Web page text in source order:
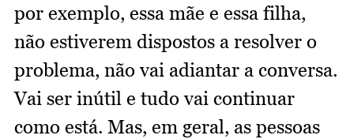
por exemplo, essa mãe e essa filha,
não estiverem dispostos a resolver o
problema, não vai adiantar a conversa.
Vai ser inútil e tudo vai continuar
como está. Mas, em geral, as pessoas